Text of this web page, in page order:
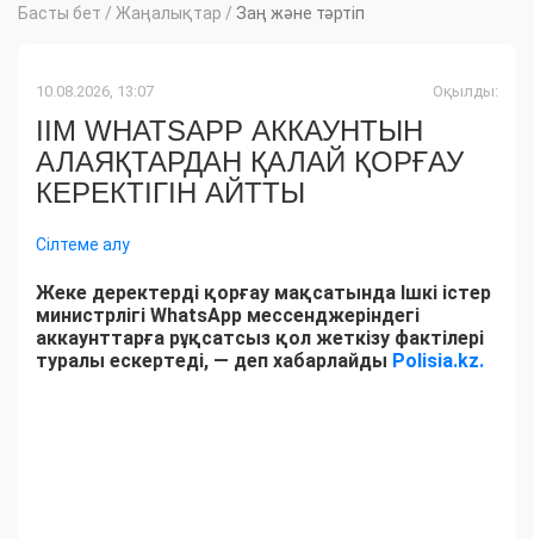
Басты бет / Жаңалықтар / Заң және тәртіп
10.08.2026, 13:07 Оқылды:
ІІМ WHATSAPP АККАУНТЫН
АЛАЯҚТАРДАН ҚАЛАЙ ҚОРҒАУ
КЕРЕКТІГІН АЙТТЫ
Сілтеме алу
Жеке деректерді қорғау мақсатында Ішкі істер
министрлігі WhatsApp мессенджеріндегі
аккаунттарға рұқсатсыз қол жеткізу фактілері
туралы ескертеді, — деп хабарлайды Polisia.kz.